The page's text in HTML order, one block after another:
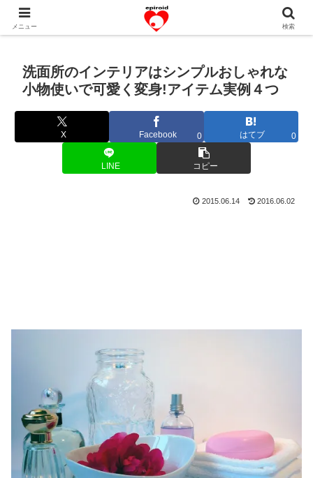
恋愛共感エピソード。あなたのストーリーを変えていく！。
洗面所のインテリアはシンプルおしゃれな
小物使いで可愛く変身!アイテム実例４つ
X Facebook 0 はてブ 0
LINE コピー
2015.06.14 2016.06.02
メニュー 検索